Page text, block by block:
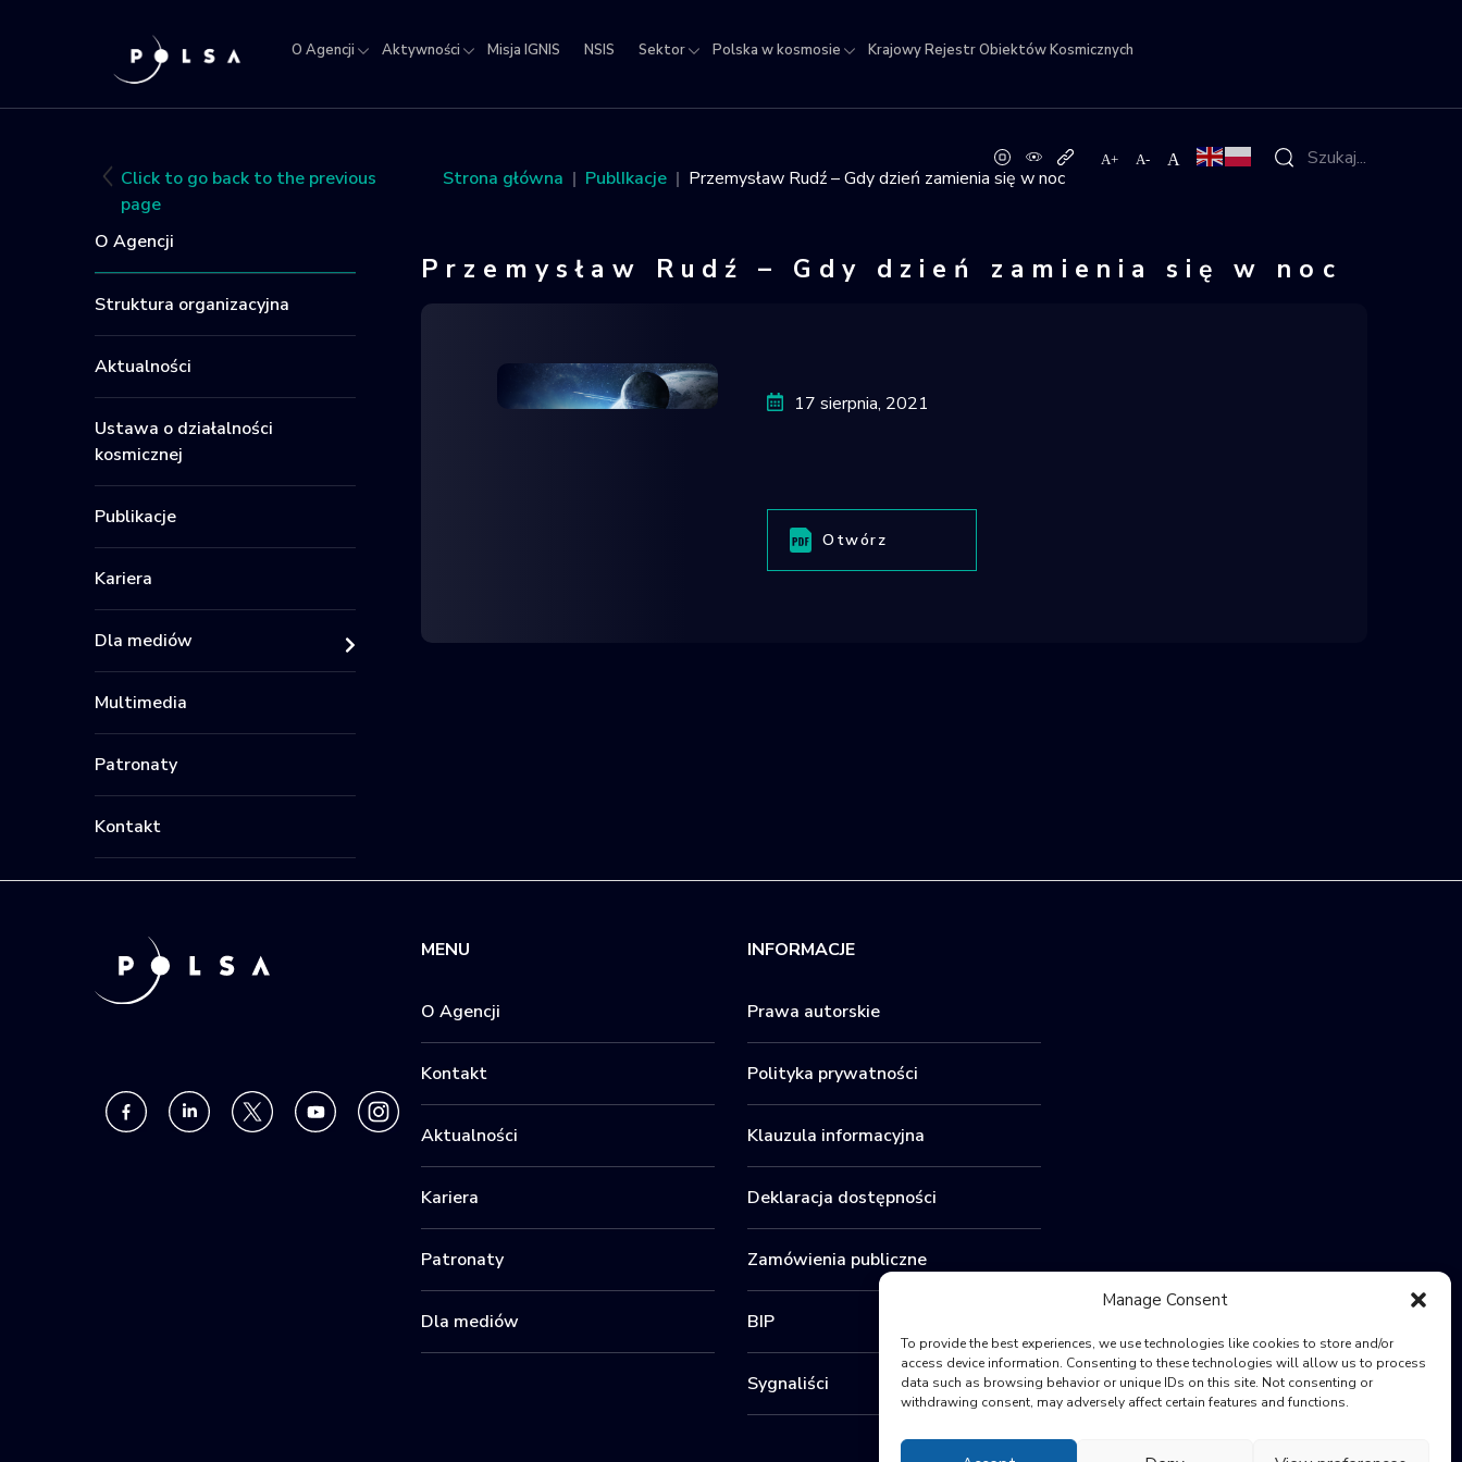
Manage Consent
To provide the best experiences, we use technologies like cookies to store and/or
access device information. Consenting to these technologies will allow us to process
data such as browsing behavior or unique IDs on this site. Not consenting or
withdrawing consent, may adversely affect certain features and functions.
O Agencji Aktywności Misja IGNIS NSIS Sektor Polska w kosmosie Krajowy Rejestr Obiektów Kosmicznych
Kosmicznych
Click to go back to the previous
page
O Agencji
Struktura organizacyjna
Aktualności
Ustawa o działalności
kosmicznej
Publikacje
Kariera
Dla mediów
Multimedia
Patronaty
Kontakt
Strona główna PublIkacje Przemysław Rudź – Gdy dzień zamienia się w noc
Przemysław Rudź – Gdy dzień zamienia się w noc
17 sierpnia, 2021
Otwórz
MENU
O Agencji
Kontakt
Aktualności
Kariera
Patronaty
Dla mediów
INFORMACJE
Prawa autorskie
Polityka prywatności
Klauzula informacyjna
Deklaracja dostępności
Zamówienia publiczne
BIP
Sygnaliści